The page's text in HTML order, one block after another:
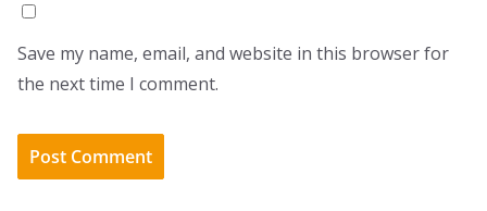
Save my name, email, and website in this browser for
the next time I comment.